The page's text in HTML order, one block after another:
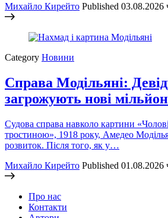
Михайло Кирейто Published 03.08.2026
Category Новини
Справа Модільяні:
загрожують нові
Судова справа навколо картини
тростиною», 1918 року, Амедео
розвиток. Після того, як у…
Михайло Кирейто Published 01.08.2026
Про нас
Контакти